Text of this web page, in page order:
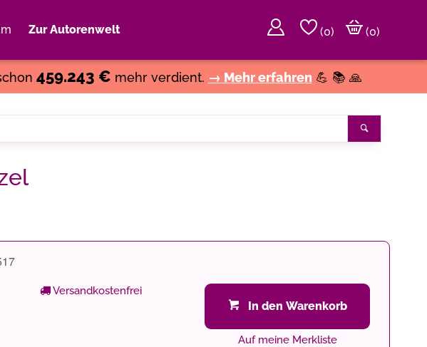
Zur Autorenwelt (0)
(0)
459.243 € mehr verdient. → Mehr erfahren 💪 📚 🙏
Versandkostenfrei
In den Warenkorb
Auf meine Merkliste